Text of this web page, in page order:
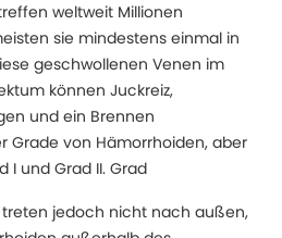
weltweit Millionen
sie mindestens einmal in
geschwollenen Venen im
können Juckreiz,
und ein Brennen
Grade von Hämorrhoiden, aber
I und Grad II. Grad
jedoch nicht nach außen,